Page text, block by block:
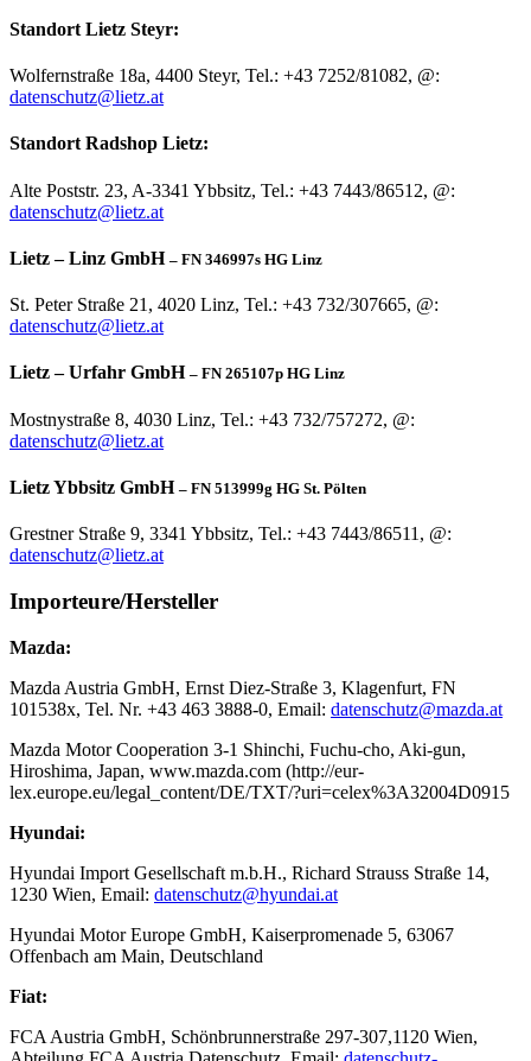
Standort Lietz Steyr:
Wolfernstraße 18a, 4400 Steyr, Tel.: +43 7252/81082, @:
datenschutz@lietz.at
Standort Radshop Lietz:
Alte Poststr. 23, A-3341 Ybbsitz, Tel.: +43 7443/86512, @:
datenschutz@lietz.at
Lietz – Linz GmbH – FN 346997s HG Linz
St. Peter Straße 21, 4020 Linz, Tel.: +43 732/307665, @:
datenschutz@lietz.at
Lietz – Urfahr GmbH – FN 265107p HG Linz
Mostnystraße 8, 4030 Linz, Tel.: +43 732/757272, @:
datenschutz@lietz.at
Lietz Ybbsitz GmbH – FN 513999g HG St. Pölten
Grestner Straße 9, 3341 Ybbsitz, Tel.: +43 7443/86511, @:
datenschutz@lietz.at
Importeure/Hersteller
Mazda:
Mazda Austria GmbH, Ernst Diez-Straße 3, Klagenfurt, FN
101538x, Tel. Nr. +43 463 3888-0, Email: datenschutz@mazda.at
Mazda Motor Cooperation 3-1 Shinchi, Fuchu-cho, Aki-gun,
Hiroshima, Japan, www.mazda.com (http://eur-
lex.europe.eu/legal_content/DE/TXT/?uri=celex%3A32004D0915
Hyundai:
Hyundai Import Gesellschaft m.b.H., Richard Strauss Straße 14,
1230 Wien, Email: datenschutz@hyundai.at
Hyundai Motor Europe GmbH, Kaiserpromenade 5, 63067
Offenbach am Main, Deutschland
Fiat:
FCA Austria GmbH, Schönbrunnerstraße 297-307,1120 Wien,